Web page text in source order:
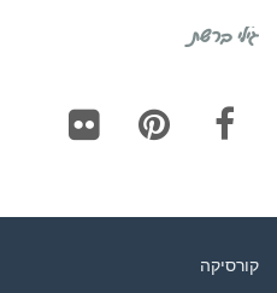
גילי ברשת
קורסיקה